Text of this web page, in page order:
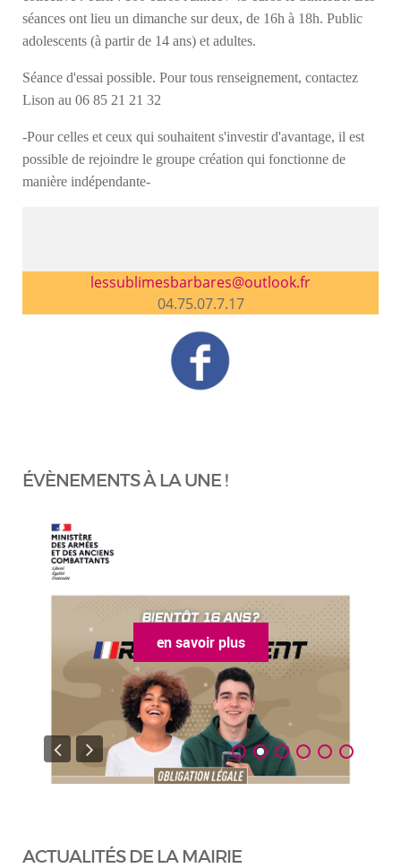
séances ont lieu un dimanche sur deux, de 16h à 18h. Public
adolescents (à partir de 14 ans) et adultes.
Séance d'essai possible. Pour tous renseignement, contactez
Lison au 06 85 21 21 32
-Pour celles et ceux qui souhaitent s'investir d'avantage, il est
possible de rejoindre le groupe création qui fonctionne de
manière indépendante-
lessublimesbarbares@outlook.fr
04.75.07.7.17
ÉVÈNEMENTS À LA UNE !
en savoir plus
ACTUALITÉS DE LA MAIRIE